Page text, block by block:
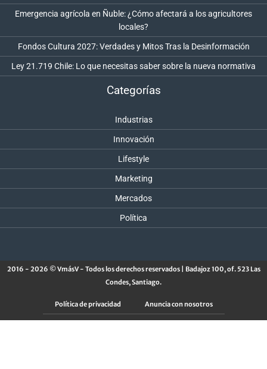
Emergencia agrícola en Ñuble: ¿Cómo afectará a los agricultores
locales?
Fondos Cultura 2027: Verdades y Mitos Tras la Desinformación
Ley 21.719 Chile: Lo que necesitas saber sobre la nueva normativa
Categorías
Industrias
Innovación
Lifestyle
Marketing
Mercados
Política
2016 - 2026 © VmásV - Todos los derechos reservados | Badajoz 100, of. 523 Las
Condes, Santiago.
Política de privacidad Anuncia con nosotros